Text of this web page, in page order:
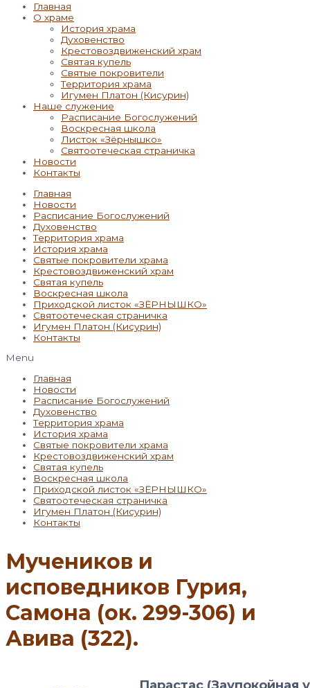
Главная
О храме
История храма
Духовенство
Крестовоздвиженский храм
Святая купель
Святые покровители
Территория храма
Игумен Платон (Кисурин)
Наше служение
Расписание Богослужений
Воскресная школа
Листок «Зёрнышко»
Святоотеческая страничка
Новости
Контакты
Главная
Новости
Расписание Богослужений
Духовенство
Территория храма
История храма
Святые покровители храма
Крестовоздвиженский храм
Святая купель
Воскресная школа
Приходской листок «ЗЁРНЫШКО»
Святоотеческая страничка
Игумен Платон (Кисурин)
Контакты
Menu
Главная
Новости
Расписание Богослужений
Духовенство
Территория храма
История храма
Святые покровители храма
Крестовоздвиженский храм
Святая купель
Воскресная школа
Приходской листок «ЗЁРНЫШКО»
Святоотеческая страничка
Игумен Платон (Кисурин)
Контакты
Мучеников и
исповедников Гурия,
Самона (ок. 299-306) и
Авива (322).